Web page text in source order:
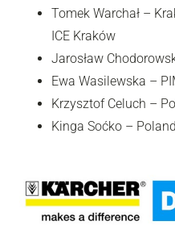
Tomek Warchał –
ICE Kraków
Jarosław
Ewa Wasilewska –
Krzysztof Celuch –
Kinga Soćko –